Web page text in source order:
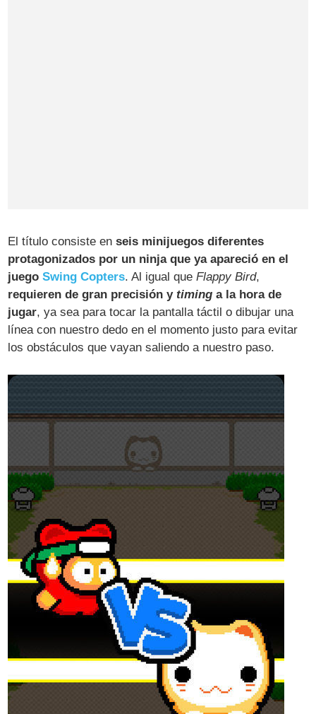
El título consiste enseis minijuegos diferentes
protagonizados por un ninja que ya apareció en el
juegoSwing Copters. Al igual queFlappy Bird,
requieren de gran precisión ytiming a la hora de
jugar, ya sea para tocar la pantalla táctil o dibujar una
línea con nuestro dedo en el momento justo para evitar
los obstáculos que vayan saliendo a nuestro paso.